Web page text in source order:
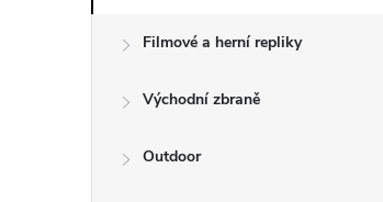
Filmové a herní repliky
Východní zbraně
Outdoor